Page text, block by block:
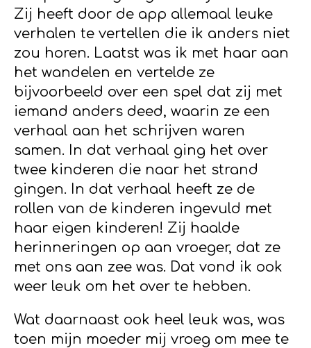
Zij heeft door de app allemaal leuke
verhalen te vertellen die ik anders niet
zou horen. Laatst was ik met haar aan
het wandelen en vertelde ze
bijvoorbeeld over een spel dat zij met
iemand anders deed, waarin ze een
verhaal aan het schrijven waren
samen. In dat verhaal ging het over
twee kinderen die naar het strand
gingen. In dat verhaal heeft ze de
rollen van de kinderen ingevuld met
haar eigen kinderen! Zij haalde
herinneringen op aan vroeger, dat ze
met ons aan zee was. Dat vond ik ook
weer leuk om het over te hebben.
Wat daarnaast ook heel leuk was, was
toen mijn moeder mij vroeg om mee te